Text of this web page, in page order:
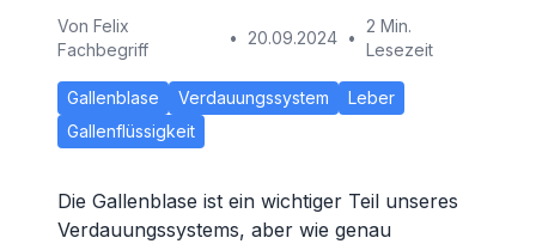
Von Felix
Fachbegriff
• 20.09.2024 •
2 Min.
Lesezeit
Gallenblase Verdauungssystem
Leber
Gallenflüssigkeit
Die Gallenblase ist ein wichtiger Teil unseres
Verdauungssystems, aber wie genau